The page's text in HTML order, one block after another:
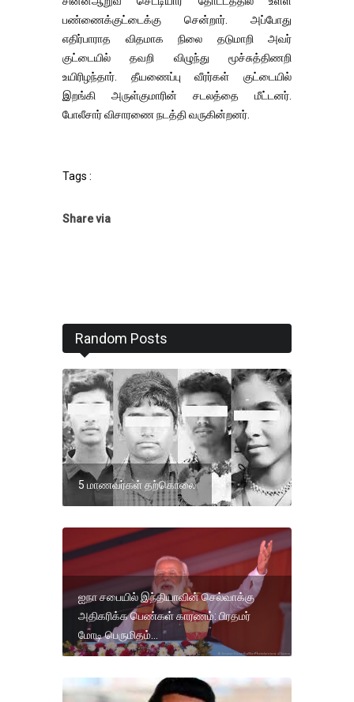
பண்ணைக்குட்டைக்கு சென்றார். அப்போது
எதிர்பாராத விதமாக நிலை தடுமாறி அவர்
குட்டையில் தவறி விழுந்து மூச்சுத்திணறி
உயிரிழந்தார். தீயணைப்பு வீரர்கள் குட்டையில்
இறங்கி அருள்குமாரின் சடலத்தை மீட்டனர்.
போலீசார் விசாரணை நடத்தி வருகின்றனர்.
Tags :
Share via
Random Posts
5 மாணவர்கள் தற்கொலை
ஐநா சபையில் இந்தியாவின் செல்வாக்கு
அதிகரிக்க பெண்கள் காரணம்: பிரதமர்
மோடி பெருமிதம்...